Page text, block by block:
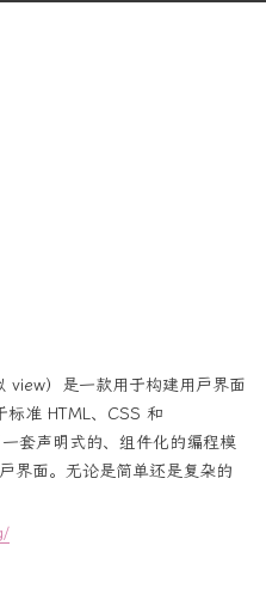
view）是一款用于构建用户界面
准 HTML、CSS 和
套声明式的、组件化的编程模
界面。无论是简单还是复杂的